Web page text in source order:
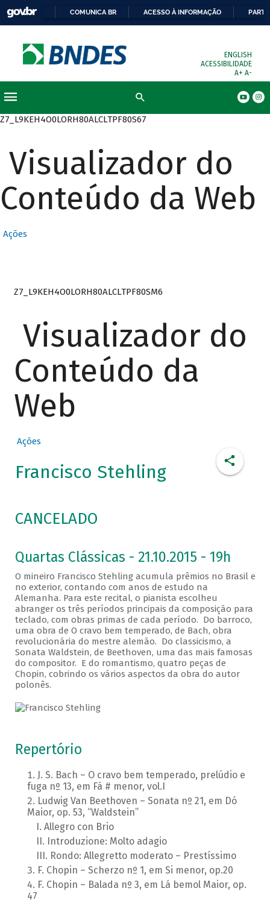
COMUNICA BR ACESSO À INFORMAÇÃO
ENGLISH
ACESSIBILIDADE
A+ A-
Z7_L9KEH4O0LORH80ALCLTPF80S67
Visualizador do
Conteúdo da Web
Ações
Z7_L9KEH4O0LORH80ALCLTPF80SM6
Visualizador do
Conteúdo da
Web
Ações
Francisco Stehling
CANCELADO
Quartas Clássicas - 21.10.2015 - 19h
O mineiro Francisco Stehling acumula prêmios no Brasil e
no exterior, contando com anos de estudo na
Alemanha. Para este recital, o pianista escolheu
abranger os três períodos principais da composição para
teclado, com obras primas de cada período. Do barroco,
uma obra de O cravo bem temperado, de Bach, obra
revolucionária do mestre alemão. Do classicismo, a
Sonata Waldstein, de Beethoven, uma das mais famosas
do compositor. E do romantismo, quatro peças de
Chopin, cobrindo os vários aspectos da obra do autor
polonês.
Repertório
J. S. Bach – O cravo bem temperado, prelúdio e
fuga nº 13, em Fá # menor, vol.I
Ludwig Van Beethoven – Sonata nº 21, em Dó
Maior, op. 53, “Waldstein”
Allegro con Brio
Introduzione: Molto adagio
Rondo: Allegretto moderato – Prestíssimo
F. Chopin – Scherzo nº 1, em Si menor, op.20
F. Chopin – Balada nº 3, em Lá bemol Maior, op.
47